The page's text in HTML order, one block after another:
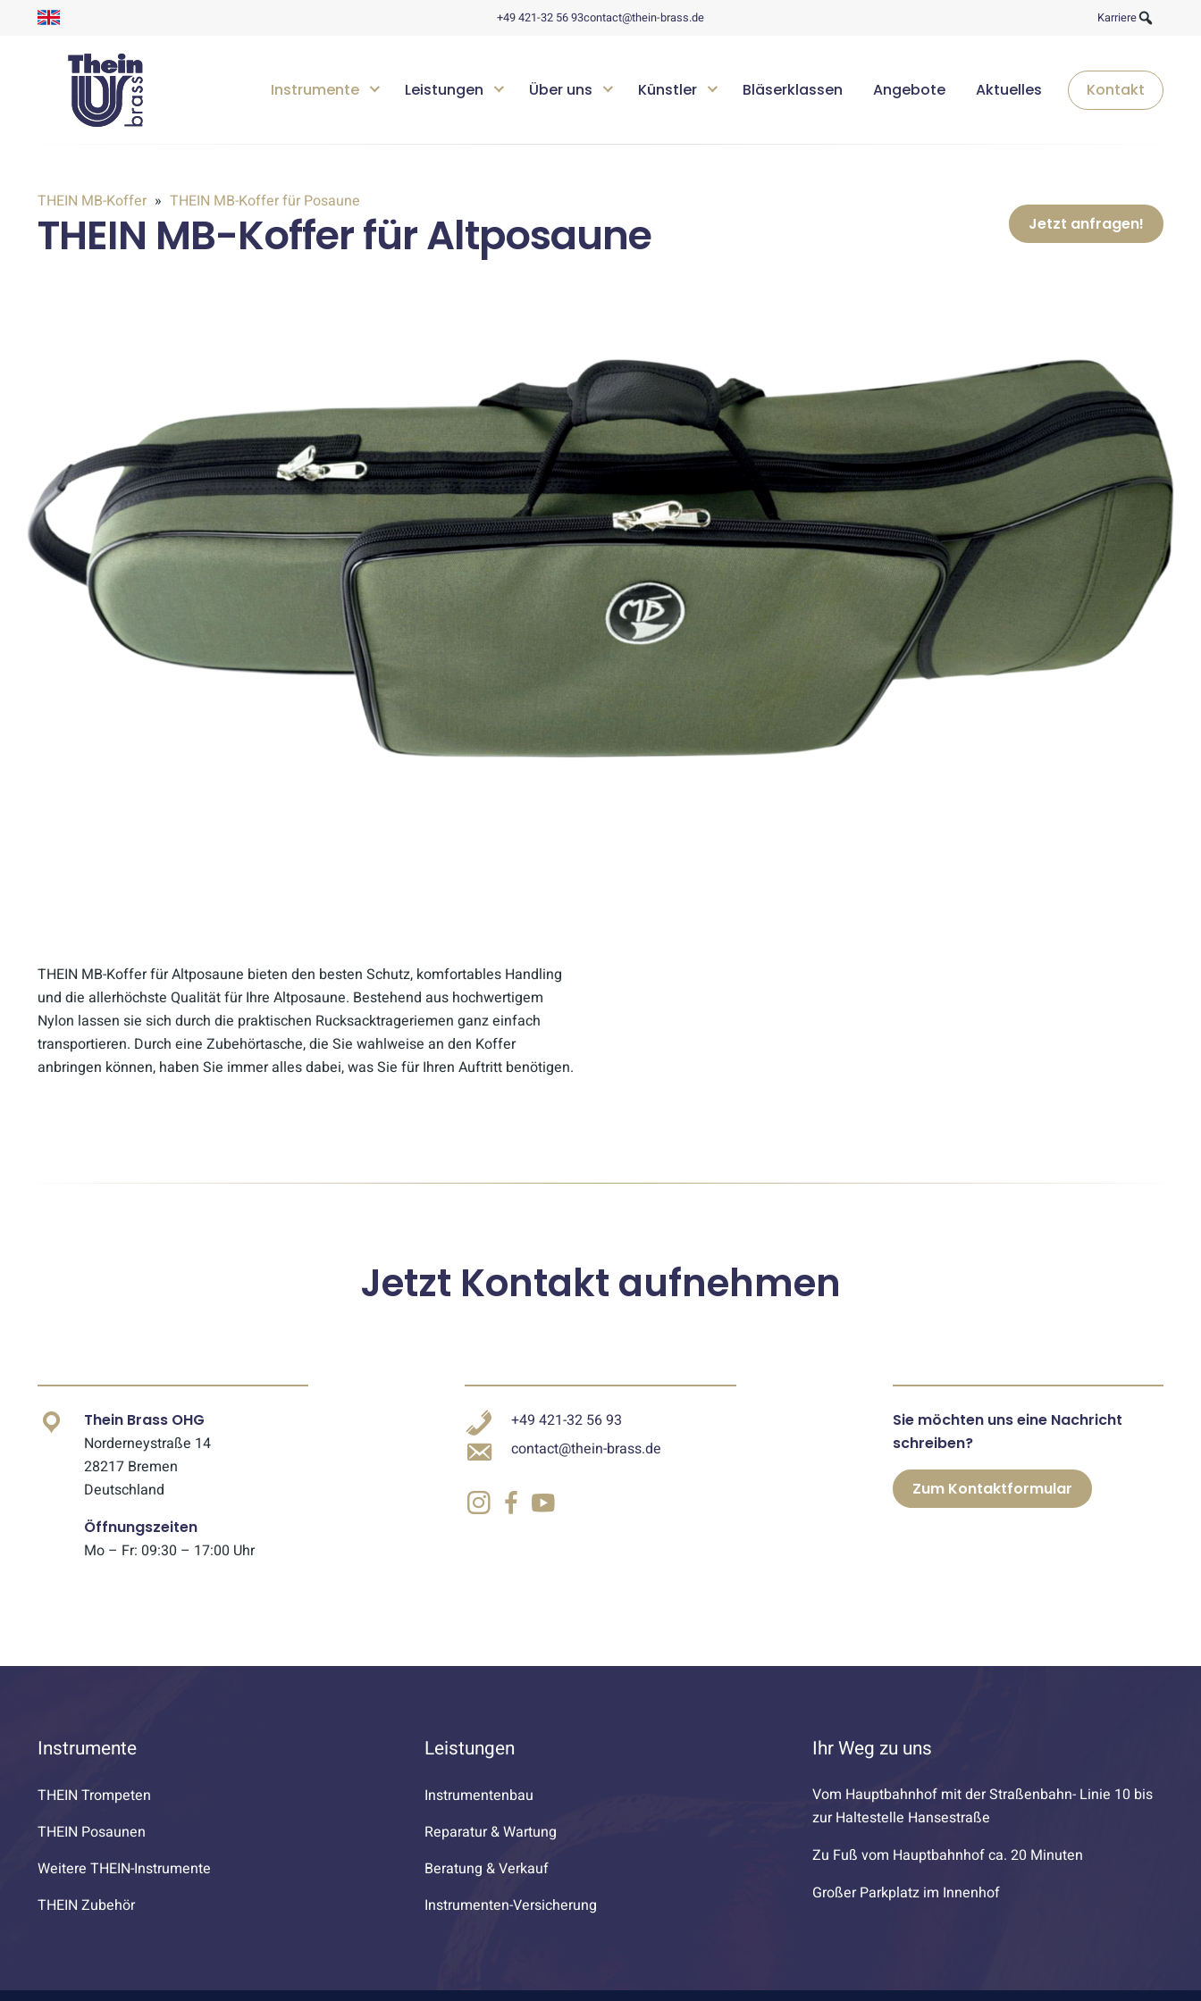
+49 421-32 56 93contact@thein-brass.de Karriere
Instrumente Leistungen Über uns Künstler Bläserklassen Angebote Aktuelles Kontakt
THEIN MB-Koffer THEIN MB-Koffer für Posaune
THEIN MB-Koffer für Altposaune Jetzt anfragen!
THEIN MB-Koffer für Altposaune bieten den besten Schutz, komfortables Handling
und die allerhöchste Qualität für Ihre Altposaune. Bestehend aus hochwertigem
Nylon lassen sie sich durch die praktischen Rucksacktrageriemen ganz einfach
transportieren. Durch eine Zubehörtasche, die Sie wahlweise an den Koffer
anbringen können, haben Sie immer alles dabei, was Sie für Ihren Auftritt benötigen.
Jetzt Kontakt aufnehmen
Thein Brass OHG
Norderneystraße 14
28217 Bremen
Deutschland
Öffnungszeiten
Mo – Fr: 09:30 – 17:00 Uhr
+49 421-32 56 93
contact@thein-brass.de
Sie möchten uns eine Nachricht
schreiben?
Zum Kontaktformular
Instrumente
THEIN Trompeten
THEIN Posaunen
Weitere THEIN-Instrumente
THEIN Zubehör
Leistungen
Instrumentenbau
Reparatur & Wartung
Beratung & Verkauf
Instrumenten-Versicherung
Ihr Weg zu uns
Vom Hauptbahnhof mit der Straßenbahn- Linie 10 bis
zur Haltestelle Hansestraße
Zu Fuß vom Hauptbahnhof ca. 20 Minuten
Großer Parkplatz im Innenhof